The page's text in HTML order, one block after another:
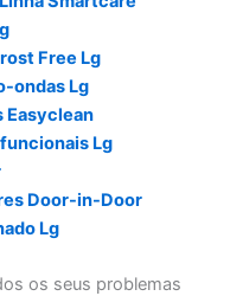
Free Lg
ondas Lg
Lg
Door-in-Door
Lg
os seus problemas